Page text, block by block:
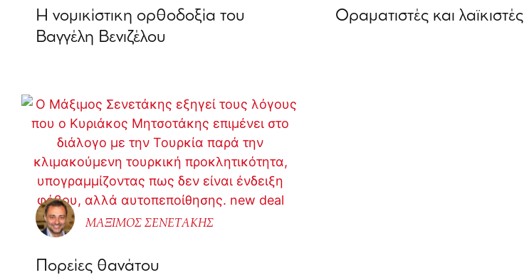
Η νομικίστικη ορθοδοξία του
Βαγγέλη Βενιζέλου
Οραματιστές και λαϊκιστές
ΜΑΞΙΜΟΣ ΣΕΝΕΤΑΚΗΣ
Πορείες θανάτου